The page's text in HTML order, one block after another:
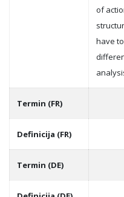
of
have
Termin (FR)
Definicija (FR)
Termin (DE)